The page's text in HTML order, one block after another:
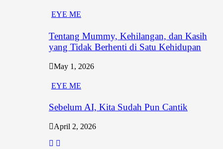
EYE ME
Tentang Mummy, Kehilangan, dan Kasih
yang Tidak Berhenti di Satu Kehidupan
May 1, 2026
EYE ME
Sebelum AI, Kita Sudah Pun Cantik
April 2, 2026